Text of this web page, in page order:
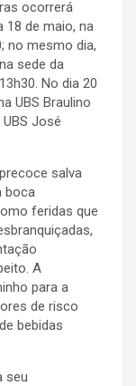
ocorrerá
18 de maio, na
no mesmo dia,
sede da
No dia 20
UBS Braulino
José
salva
boca
feridas que
A
para a
de risco
bebidas
seu